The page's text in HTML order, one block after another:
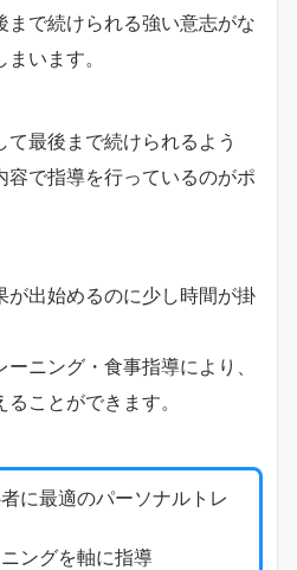
まで続けられる強い意志がな
います。
最後まで続けられるよう
容で指導を行っているのがポ
が出始めるのに少し時間が掛
ニング・食事指導により、
ことができます。
に最適のパーソナルトレ
ングを軸に指導